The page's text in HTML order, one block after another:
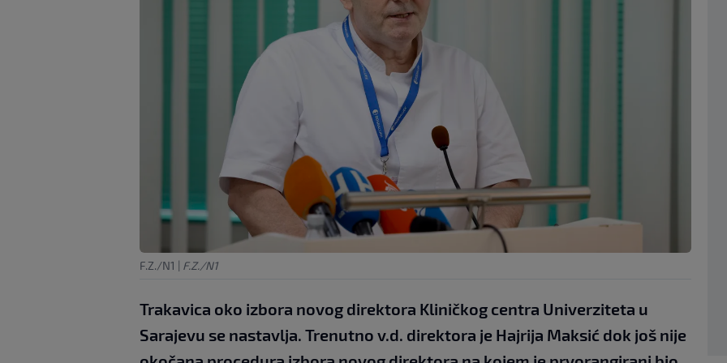
F.Z./N1 | F.Z./N1
Trakavica oko izbora novog direktora Kliničkog centra Univerziteta u
Sarajevu se nastavlja. Trenutno v.d. direktora je Hajrija Maksić dok još nije